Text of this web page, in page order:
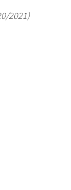
2021)